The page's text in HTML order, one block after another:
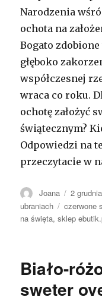
Narodzenia
ochota na
Bogato
głęboko
współczesnej
wraca co roku.
ochotę założyć
świątecznym?
Odpowiedzi na
przeczytacie w
Autor
Joana 2
ubraniach
Tagi
czerwone
na święta,sklep
Biało-
sweter